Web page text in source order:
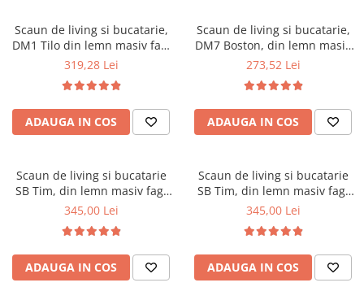
Mese gradinita
Scaune gradinita
Set mese si scaune gradinita
Mobilier copii
Mobila camera copii
Scaune birou pentru copii
Paturi copii
Masa si scaune gradinita
Seturi comode living si dormitor
Scaun de living si bucatarie,
DM1 Tilo din lemn masiv fag,
tapiterie stofa, 120 kg,
319,28 Lei
ADAUGA IN COS
Scaun de living si bucatarie,
DM7 Boston, din lemn masiv
fag, tapiterie stofa, 120 kg,
273,52 Lei
ADAUGA IN COS
Scaun de living si bucatarie
SB Tim, din lemn masiv fag,
tapiterie stofa, lacuit, 120 kg,
345,00 Lei
ADAUGA IN COS
Scaun de living si bucatarie
SB Tim, din lemn masiv fag,
tapiterie stofa, lacuit, 120 kg,
345,00 Lei
ADAUGA IN COS